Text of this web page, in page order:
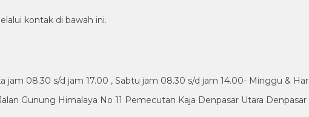
kontak di bawah ini.
jam 08.30 s/d jam 17.00 , Sabtu jam 08.30 s/d jam 14.00- Minggu &
Gunung Himalaya No 11 Pemecutan Kaja Denpasar Utara Denpasar